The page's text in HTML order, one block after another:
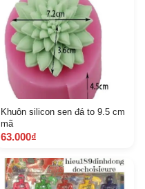
Khuôn silicon sen đá to 9.5 cm
mã
63.000₫